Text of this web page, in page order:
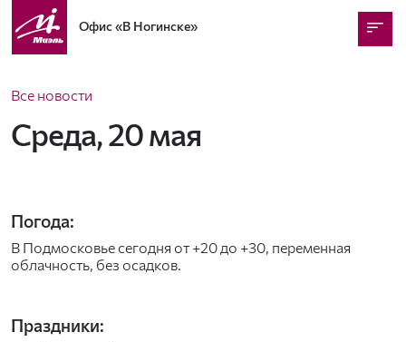
Офис«В Ногинске»
Все новости
Среда, 20 мая
Погода:
В Подмосковье сегодня от +20 до +30, переменная
облачность, без осадков.
Праздники: